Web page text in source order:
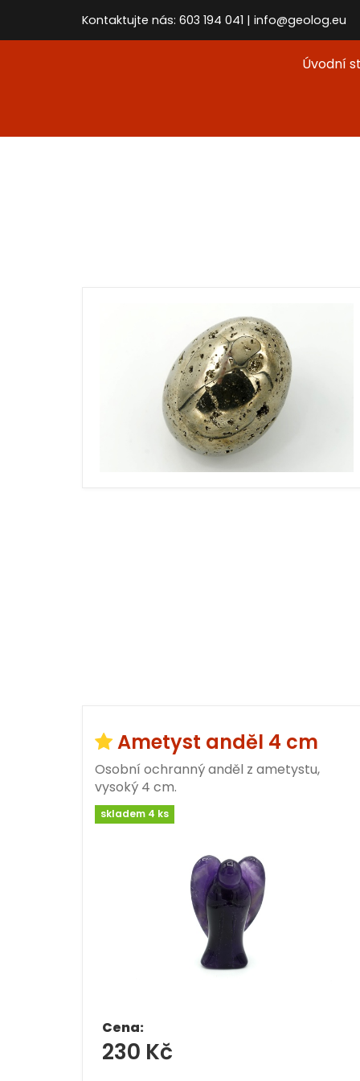
Kontaktujte nás: 603 194 041 | info@geolog.eu
Úvodní
Ametyst anděl 4 cm
Osobní ochranný anděl z ametystu,
vysoký 4 cm.
skladem 4 ks
Cena:
230 Kč